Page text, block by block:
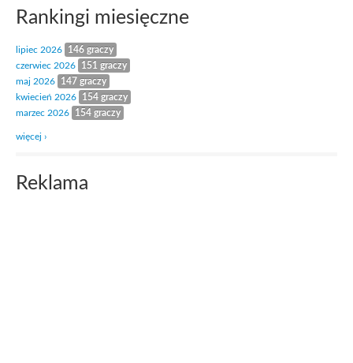
Rankingi miesięczne
lipiec 2026
146 graczy
czerwiec 2026
151 graczy
maj 2026
147 graczy
kwiecień 2026
154 graczy
marzec 2026
154 graczy
więcej ›
Reklama